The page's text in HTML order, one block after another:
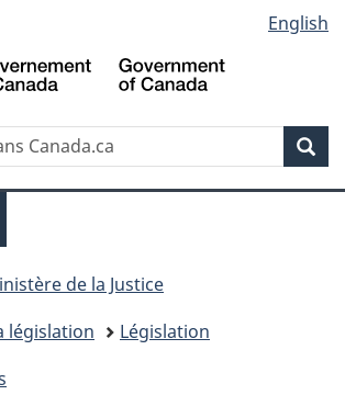
au
contenu
propos
de
la
HTML
simplifiée
English
de la Justice
législation
Législation